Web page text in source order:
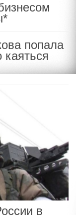
попала
в